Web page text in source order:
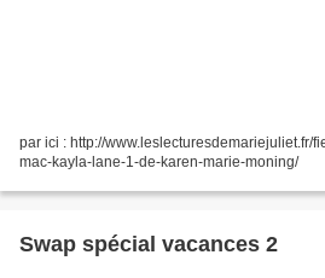
par ici : http://www.leslecturesdemariejuliet.fr/
mac-kayla-lane-1-de-karen-marie-moning/
Swap spécial vacances 2